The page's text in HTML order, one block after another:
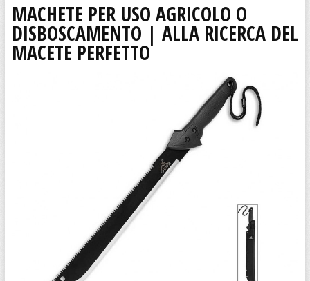
MACHETE PER USO AGRICOLO O
DISBOSCAMENTO | ALLA RICERCA DEL
MACETE PERFETTO